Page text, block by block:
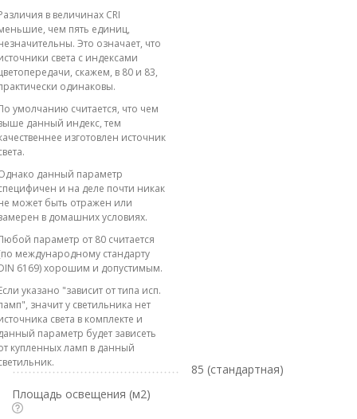
в величинах CRI
чем пять единиц,
Это означает, что
света с индексами
скажем, в 80 и 83,
одинаковы.
умолчанию считается, что чем
данный индекс, тем
изготовлен источник
данный параметр
и на деле почти никак
может быть отражен или
в домашних условиях.
параметр от 80 считается
международному стандарту
6169) хорошим и допустимым.
указано "зависит от типа исп.
значит у светильника нет
света в комплекте и
параметр будет зависеть
купленных ламп в данный
85 (стандартная)
Площадь освещения (м2)